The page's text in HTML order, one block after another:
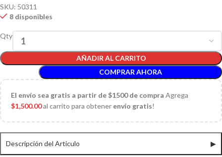
SKU: 50311
8 disponibles
Qty
AÑADIR AL CARRITO
COMPRAR AHORA
El envío sea gratis a partir de $1500 de compra Agrega
$1,500.00al carrito para obtener envío gratis!
Descripción del Articulo ▶